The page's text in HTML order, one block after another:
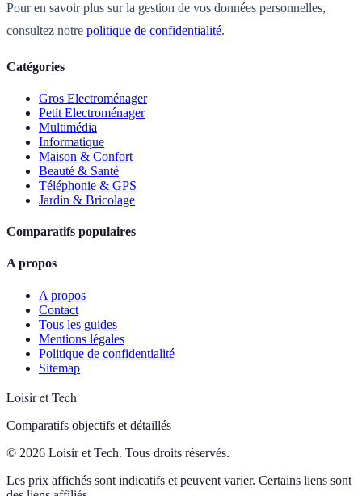
Pour en savoir plus sur la gestion de vos données personnelles,
consultez notre politique de confidentialité.
Catégories
Gros Electroménager
Petit Electroménager
Multimédia
Informatique
Maison & Confort
Beauté & Santé
Téléphonie & GPS
Jardin & Bricolage
Comparatifs populaires
A propos
A propos
Contact
Tous les guides
Mentions légales
Politique de confidentialité
Sitemap
Loisir et Tech
Comparatifs objectifs et détaillés
© 2026 Loisir et Tech. Tous droits réservés.
Les prix affichés sont indicatifs et peuvent varier. Certains liens sont